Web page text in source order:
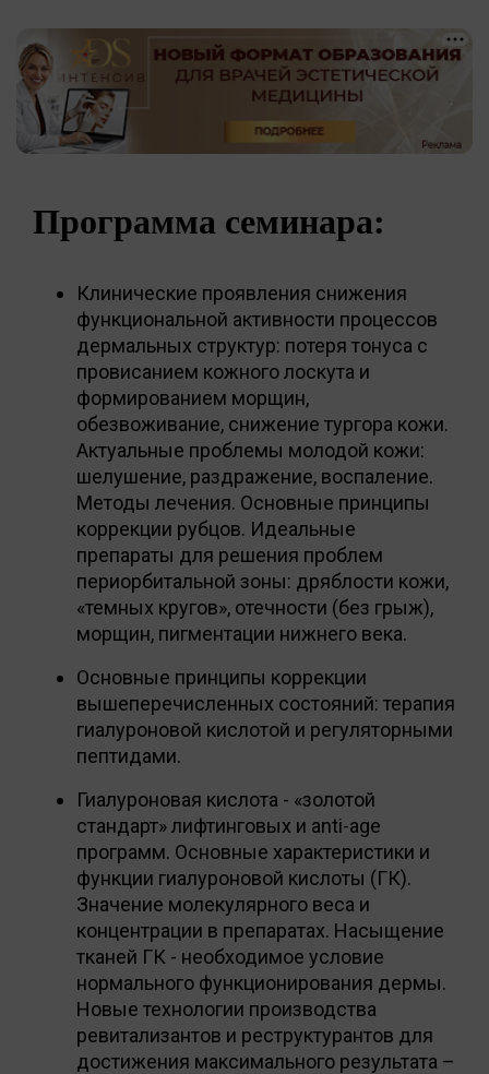
Программа семинара:
Клинические проявления снижения
функциональной активности процессов
дермальных структур: потеря тонуса с
провисанием кожного лоскута и
формированием морщин,
обезвоживание, снижение тургора кожи.
Актуальные проблемы молодой кожи:
шелушение, раздражение, воспаление.
Методы лечения. Основные принципы
коррекции рубцов. Идеальные
препараты для решения проблем
периорбитальной зоны: дряблости кожи,
«темных кругов», отечности (без грыж),
морщин, пигментации нижнего века.
Основные принципы коррекции
вышеперечисленных состояний: терапия
гиалуроновой кислотой и регуляторными
пептидами.
Гиалуроновая кислота - «золотой
стандарт» лифтинговых и anti-age
программ. Основные характеристики и
функции гиалуроновой кислоты (ГК).
Значение молекулярного веса и
концентрации в препаратах. Насыщение
тканей ГК - необходимое условие
нормального функционирования дермы.
Новые технологии производства
ревитализантов и реструктурантов для
достижения максимального результата –